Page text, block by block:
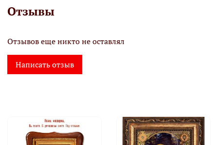
Отзывы
Отзывов еще никто не оставлял
Написать отзыв